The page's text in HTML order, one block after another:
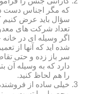
که مگر اجناس دست
سؤال باید عرض کنیم
تعداد شرکت های
اگر وسیله ای در
شده اید که آنها از
سر باز زده و حتی
دارد که به وسیله آن
را هم لحاظ کنید.
خیلی ساده از